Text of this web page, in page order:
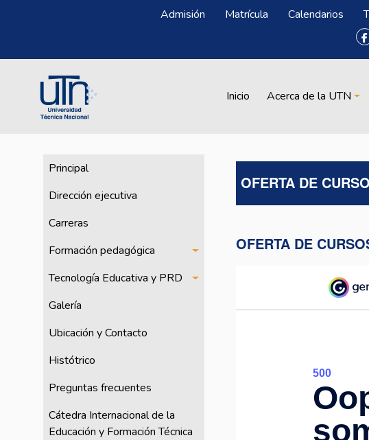
Menú Superior
Admisión Matrícula Calendarios
Main navigation
Inicio Acerca de la UTN
CFPTEPrincipal
Dirección ejecutiva
Carreras
Formación pedagógica
Tecnología Educativa y PRD
Galería
Ubicación y Contacto
Histótrico
Preguntas frecuentes
Cátedra Internacional de la
Educación y Formación Técnica
OFERTA DE
OFERTA DE